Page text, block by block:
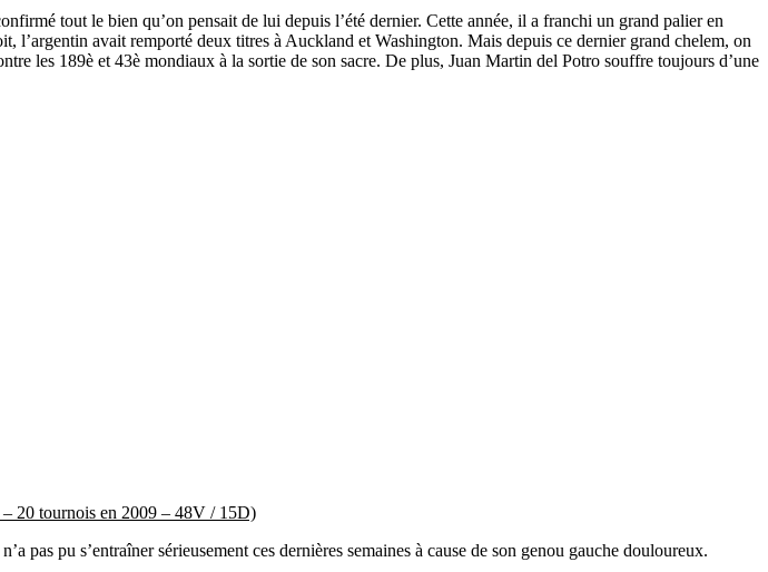
tout le bien qu’on pensait de lui depuis l’été dernier. Cette année, il a franchi un grand palier en
l’argentin avait remporté deux titres à Auckland et Washington. Mais depuis ce dernier grand chelem, on
les 189è et 43è mondiaux à la sortie de son sacre. De plus, Juan Martin del Potro souffre toujours d’une
20 tournois en 2009 – 48V / 15D)
pu s’entraîner sérieusement ces dernières semaines à cause de son genou gauche douloureux.